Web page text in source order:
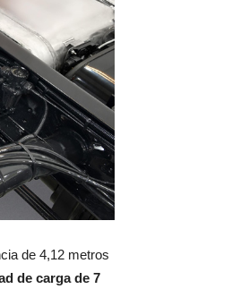
de 4,12 metros
de carga de 7